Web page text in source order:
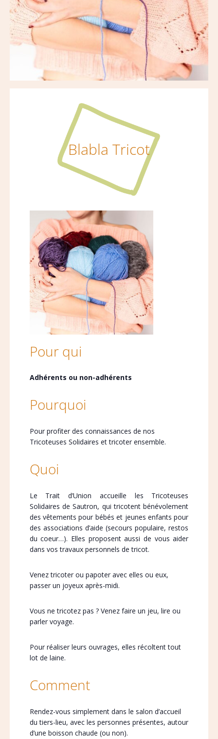
Blabla Tricot
Pour qui
Adhérents ou non-adhérents
Pourquoi
Pour profiter des connaissances de nos
Tricoteuses Solidaires et tricoter ensemble.
Quoi
Le Trait d’Union accueille les Tricoteuses
Solidaires de Sautron, qui tricotent bénévolement
des vêtements pour bébés et jeunes enfants pour
des associations d’aide (secours populaire, restos
du coeur…). Elles proposent aussi de vous aider
dans vos travaux personnels de tricot.
Venez tricoter ou papoter avec elles ou eux,
passer un joyeux après-midi.
Vous ne tricotez pas ? Venez faire un jeu, lire ou
parler voyage.
Pour réaliser leurs ouvrages, elles récoltent tout
lot de laine.
Comment
Rendez-vous simplement dans le salon d’accueil
du tiers-lieu, avec les personnes présentes, autour
d’une boisson chaude (ou non).